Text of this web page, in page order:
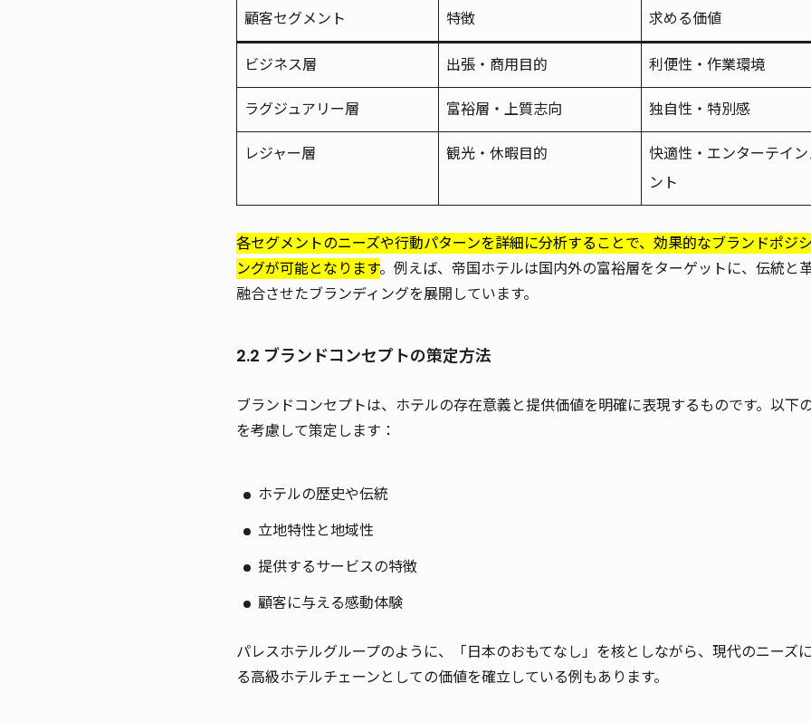
顧客セグメント 特徴 求める価値
ビジネス層 出張・商用目的 利便性・作業環境
ラグジュアリー層 富裕層・上質志向 独自性・特別感
レジャー層 観光・休暇目的
快適性・エンターテイ
ント
各セグメントのニーズや行動パターンを詳細に分析することで、効果的なブランドポジ
ングが可能となります。例えば、帝国ホテルは国内外の富裕層をターゲットに、伝統と
融合させたブランディングを展開しています。
2.2 ブランドコンセプトの策定方法
ブランドコンセプトは、ホテルの存在意義と提供価値を明確に表現するものです。以下
を考慮して策定します：
ホテルの歴史や伝統
立地特性と地域性
提供するサービスの特徴
顧客に与える感動体験
パレスホテルグループのように、「日本のおもてなし」を核としながら、現代のニーズ
る高級ホテルチェーンとしての価値を確立している例もあります。